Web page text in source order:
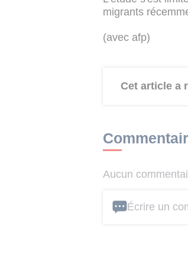
migrants
(avec afp)
Cet article a
Aucun
Écrire un